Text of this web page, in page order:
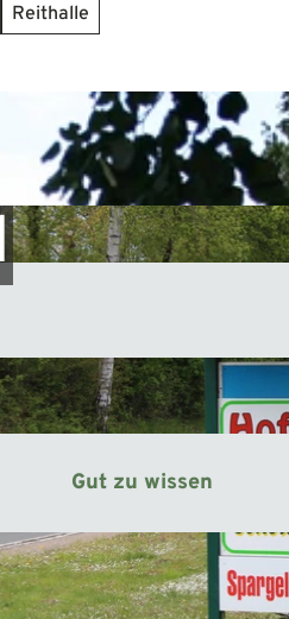
Reithalle
Gut zu wissen